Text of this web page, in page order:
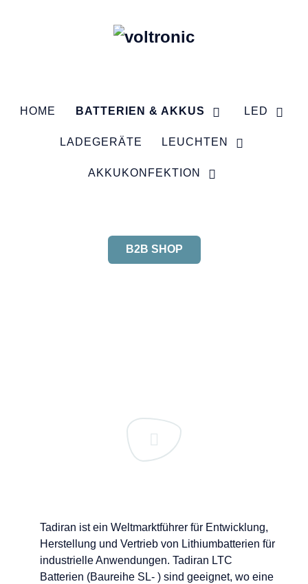
HOME BATTERIEN & AKKUS LED
LADEGERÄTE LEUCHTEN
AKKUKONFEKTION
B2B SHOP
Tadiran ist ein Weltmarktführer für Entwicklung,
Herstellung und Vertrieb von Lithiumbatterien für
industrielle Anwendungen. Tadiran LTC
Batterien (Baureihe SL- ) sind geeignet, wo eine